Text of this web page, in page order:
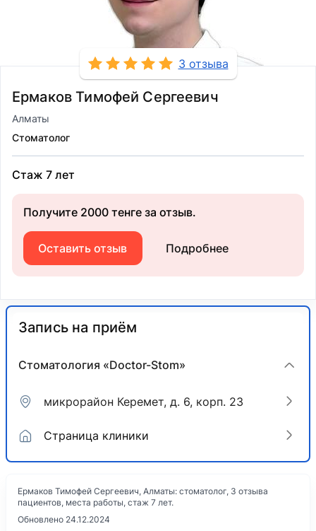
3 отзыва
Ермаков Тимофей Сергеевич
Алматы
Стоматолог
Стаж 7 лет
Получите 2000 тенге за отзыв.
Оставить отзыв Подробнее
Запись на приём
Стоматология «Doctor-Stom»
микрорайон Керемет, д. 6, корп. 23
Страница клиники
Ермаков Тимофей Сергеевич, Алматы: стоматолог, 3 отзыва
пациентов, места работы, стаж 7 лет.
Обновлено 24.12.2024